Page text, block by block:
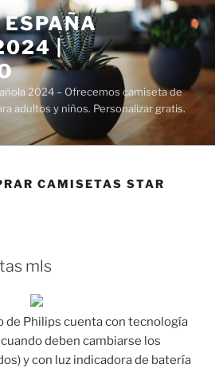
|
2024 – Ofrecemos camiseta de
adultos y niños. Personalizar gratis.
CAMISETAS STAR
mls
de Philips cuenta con tecnología
deben cambiarse los
y con luz indicadora de batería